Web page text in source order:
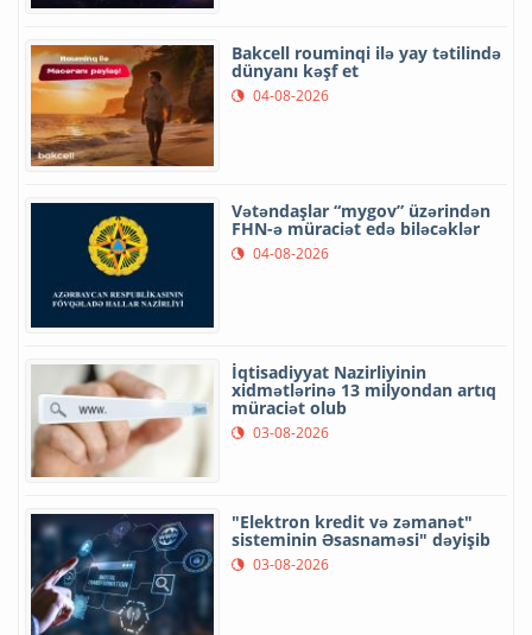
Bakcell rouminqi ilə yay tətilində
dünyanı kəşf et
04-08-2026
Vətəndaşlar “mygov” üzərindən
FHN-ə müraciət edə biləcəklər
04-08-2026
İqtisadiyyat Nazirliyinin
xidmətlərinə 13 milyondan artıq
müraciət olub
03-08-2026
"Elektron kredit və zəmanət"
sisteminin Əsasnaməsi" dəyişib
03-08-2026